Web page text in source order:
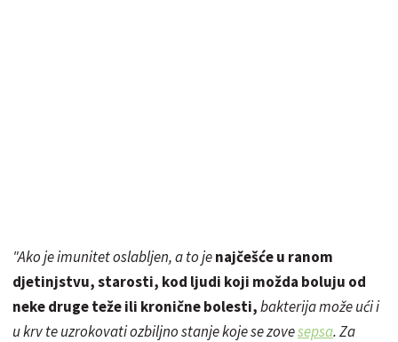
"Ako je imunitet oslabljen, a to jenajčešće u ranom
djetinjstvu, starosti, kod ljudi koji možda boluju od
neke druge teže ili kronične bolesti,bakterija može ući i
u krv te uzrokovati ozbiljno stanje koje se zovesepsa. Za